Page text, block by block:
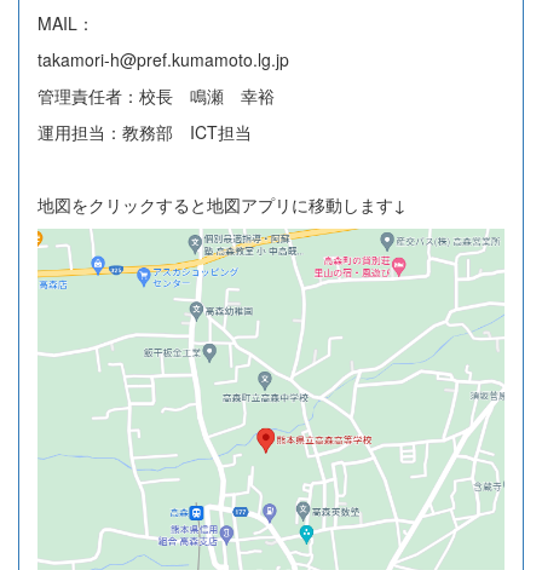
MAIL：
takamori-h@pref.kumamoto.lg.jp
管理責任者：校長 鳴瀬 幸裕
運用担当：教務部 ICT担当
地図をクリックすると地図アプリに移動します↓